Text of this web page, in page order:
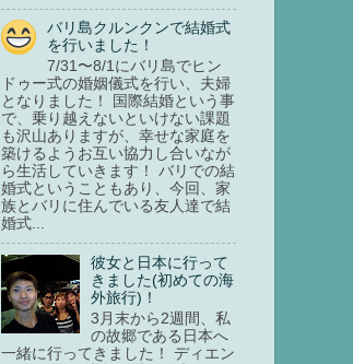
バリ島クルンクンで結婚式
を行いました！
7/31〜8/1にバリ島でヒン
ドゥー式の婚姻儀式を行い、夫婦
となりました！ 国際結婚という事
で、乗り越えないといけない課題
も沢山ありますが、幸せな家庭を
築けるようお互い協力し合いなが
ら生活していきます！ バリでの結
婚式ということもあり、今回、家
族とバリに住んでいる友人達で結
婚式...
彼女と日本に行って
きました(初めての海
外旅行)！
3月末から2週間、私
の故郷である日本へ
一緒に行ってきました！ ディエン